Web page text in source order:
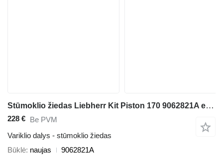
Stūmoklio žiedas Liebherr Kit Piston 170 9062821A ekskavatoriaus Liebherr A944C Li / A934C Li / LH50 M / LH40 M / A924 / A914 Li / A934B Li / LH80 M / A954 Li / A954B Li
228 € Be PVM
Variklio dalys - stūmoklio žiedas
Būklė naujas
9062821A